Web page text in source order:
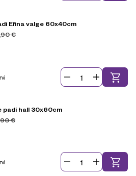
Efina valge 60x40cm
€
padi hall 30x60cm
€